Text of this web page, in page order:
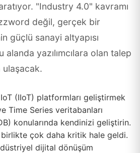
"Industry 4.0" kavramı
değil, gerçek bir
güçlü sanayi altyapısı
yazılımcılara olan talep
ulaşacak.
(IIoT) platformları geliştirmek
Time Series veritabanları
konularında kendinizi geliştirin.
çok daha kritik hale geldi.
dijital dönüşüm